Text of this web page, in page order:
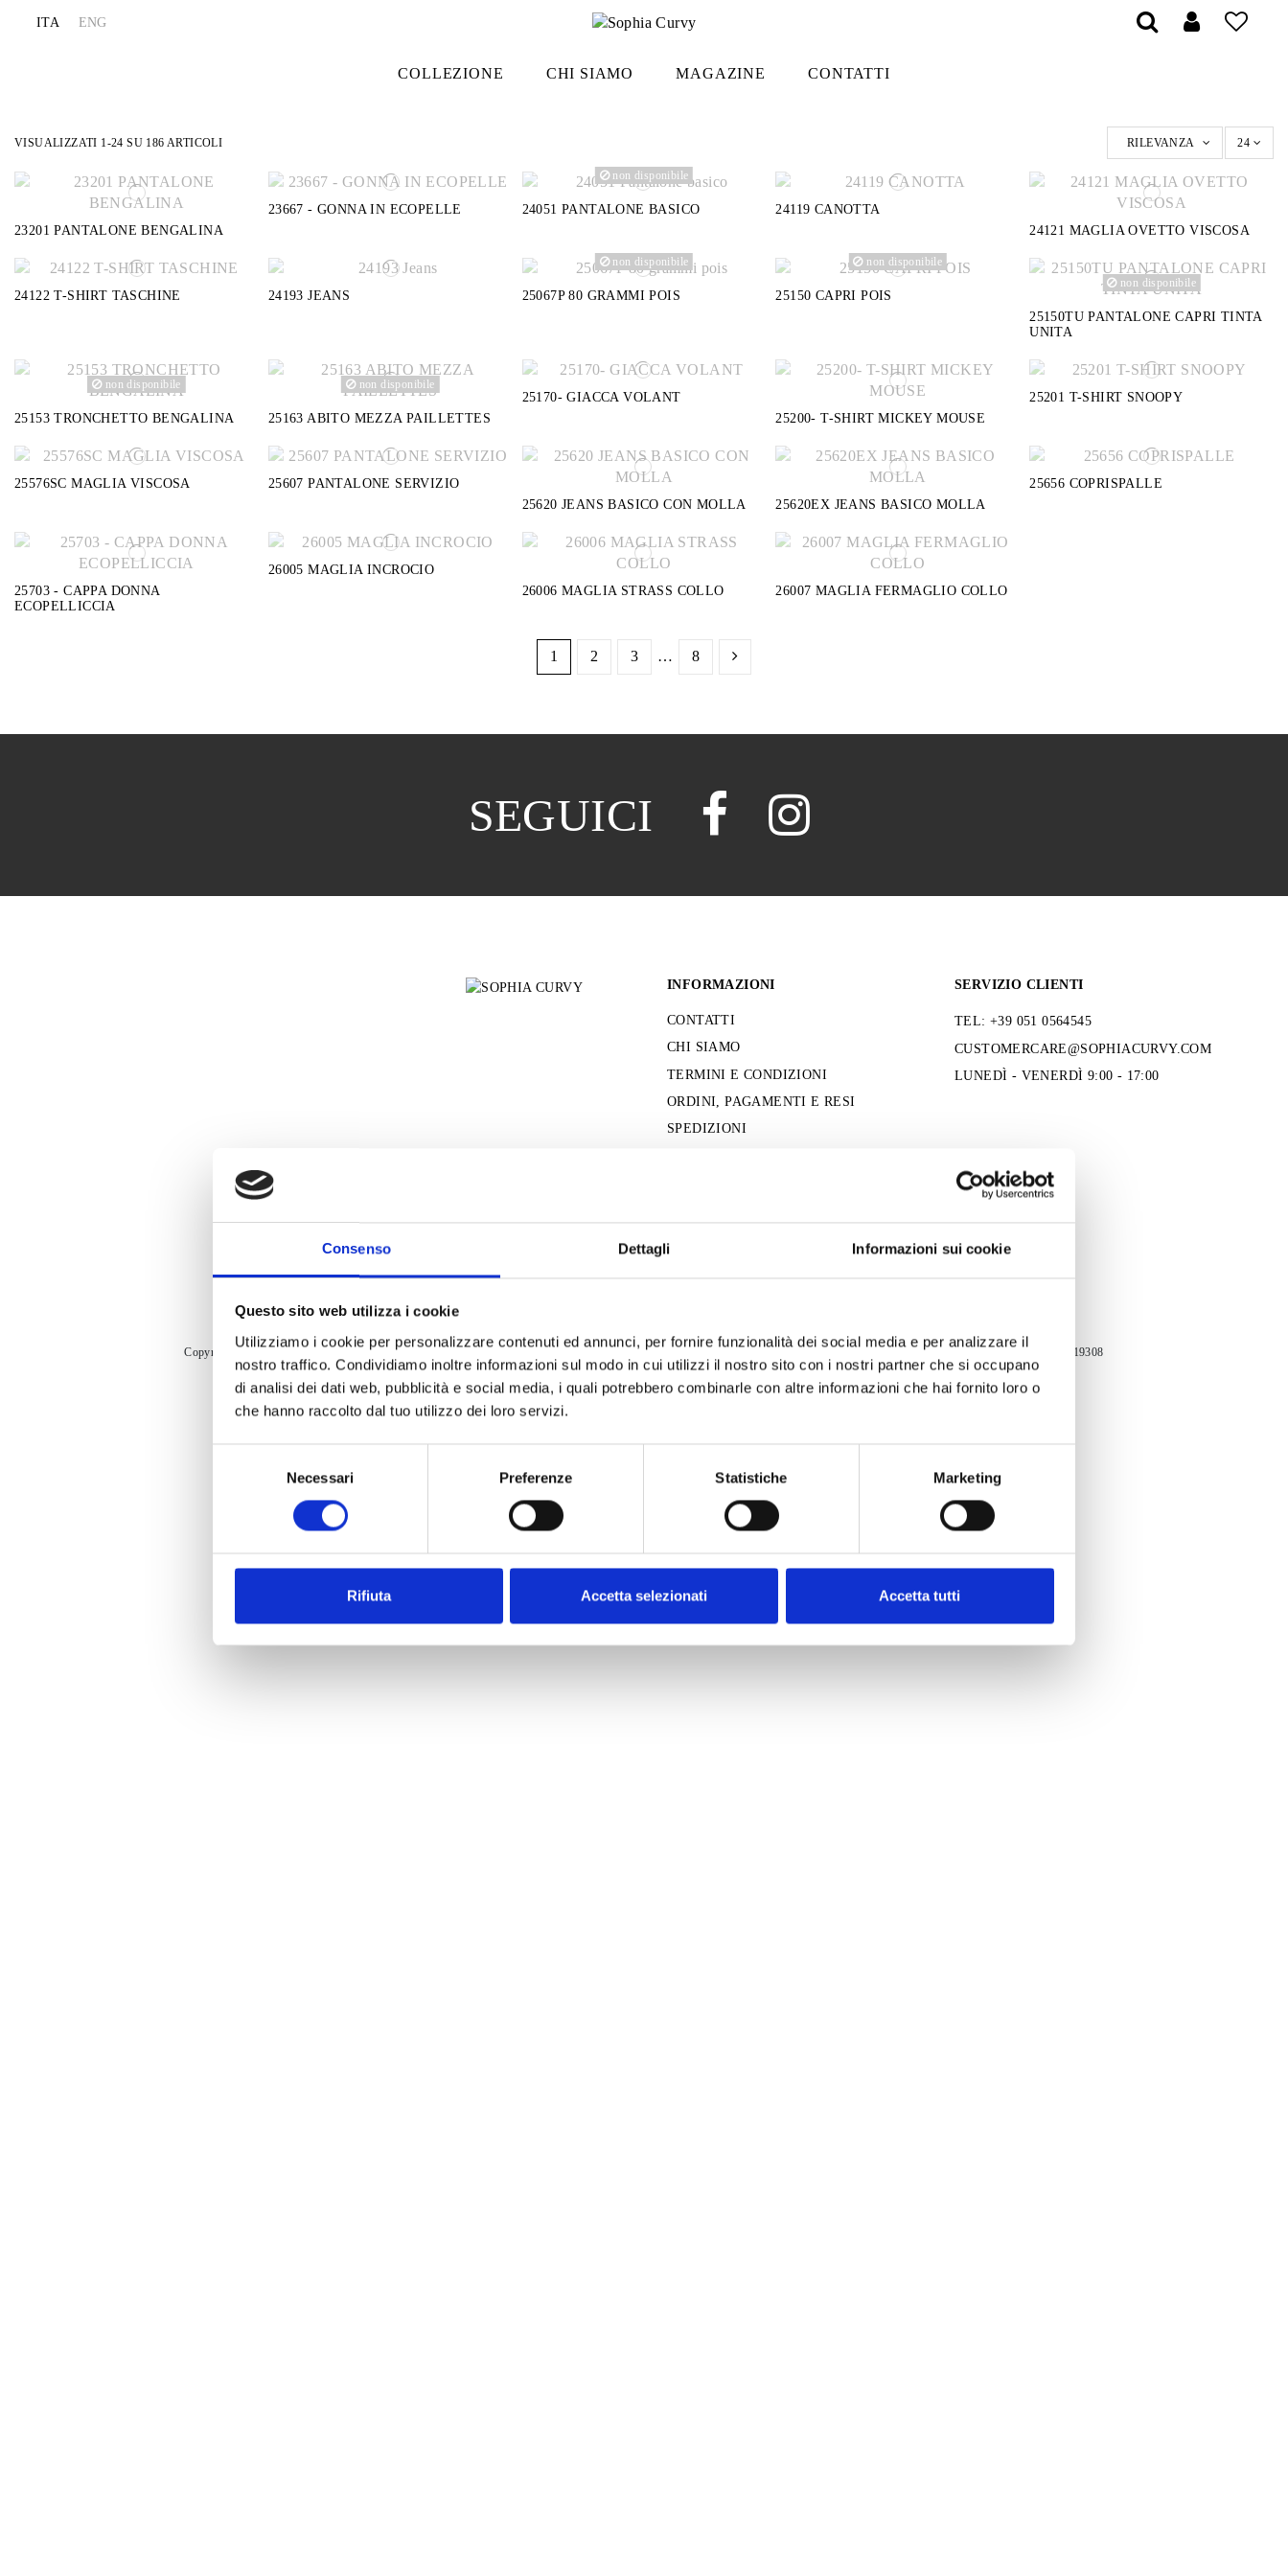
Consenso Dettagli Informazioni sui cookie
Questo sito web utilizza i cookie
Utilizziamo i cookie per personalizzare contenuti ed annunci, per fornire funzionalità dei social media e per analizzare il
nostro traffico. Condividiamo inoltre informazioni sul modo in cui utilizzi il nostro sito con i nostri partner che si occupano
di analisi dei dati web, pubblicità e social media, i quali potrebbero combinarle con altre informazioni che hai fornito loro o
che hanno raccolto dal tuo utilizzo dei loro servizi.
Necessari Preferenze Statistiche Marketing
Rifiuta Accetta selezionati Accetta tutti
ITA ENG
COLLEZIONE CHI SIAMO MAGAZINE CONTATTI
VISUALIZZATI 1-24 SU 186 ARTICOLI RILEVANZA 24
23201 PANTALONE BENGALINA
23667 - GONNA IN ECOPELLE
non disponibile
24051 PANTALONE BASICO
24119 CANOTTA
24121 MAGLIA OVETTO VISCOSA
24122 T-SHIRT TASCHINE 24193 JEANS
non disponibile
25067P 80 GRAMMI POIS
non disponibile
25150 CAPRI POIS
non disponibile
25150TU PANTALONE CAPRI TINTA
UNITA
non disponibile
25153 TRONCHETTO BENGALINA
non disponibile
25163 ABITO MEZZA PAILLETTES
25170- GIACCA VOLANT
25200- T-SHIRT MICKEY MOUSE
25201 T-SHIRT SNOOPY
25576SC MAGLIA VISCOSA
25607 PANTALONE SERVIZIO
25620 JEANS BASICO CON MOLLA
25620EX JEANS BASICO MOLLA
25656 COPRISPALLE
25703 - CAPPA DONNA
ECOPELLICCIA
26005 MAGLIA INCROCIO
26006 MAGLIA STRASS COLLO
26007 MAGLIA FERMAGLIO COLLO
1 2 3 … 8
SEGUICI
INFORMAZIONI
CONTATTI
CHI SIAMO
TERMINI E CONDIZIONI
ORDINI, PAGAMENTI E RESI
SPEDIZIONI
SERVIZIO CLIENTI
TEL: +39 051 0564545
CUSTOMERCARE@SOPHIACURVY.COM
LUNEDÌ - VENERDÌ 9:00 - 17:00
SITO PROTETTO DA RECAPTCHA. PRIVACY-TERMINI E CONDIZIONI
Copyright © Successori Bernagozzi S.r.l. All rights reserved - C.F. 00518720370 - P.IVA 00512441205 - Iscrizione REA n. 216092 - Capitale Sociale 51.740,00 i.v. - N. Mecc. Bo 019308